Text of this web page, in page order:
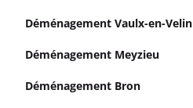
Déménagement Vaulx-en-Velin
Déménagement Meyzieu
Déménagement Bron